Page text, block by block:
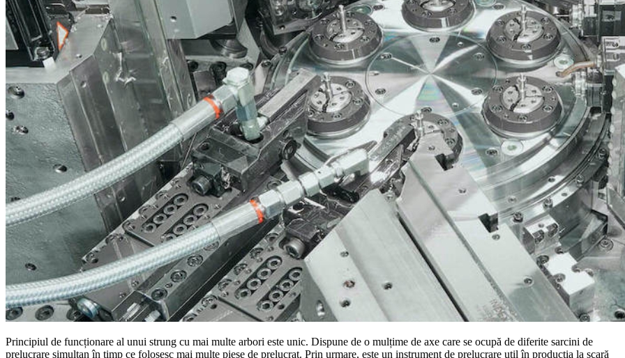
Principiul de funcționare al unui strung cu mai multe arbori este unic. Dispune de o mulțime de axe care se ocupă de diferite sarcini de
prelucrare simultan în timp ce folosesc mai multe piese de prelucrat. Prin urmare, este un instrument de prelucrare util în producția la scară